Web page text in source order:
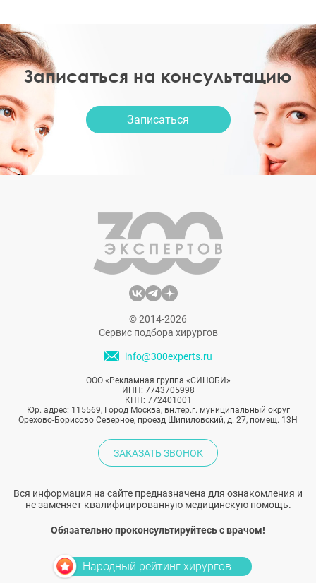
Записаться на консультацию
Записаться
© 2014-2026
Сервис подбора хирургов
info@300experts.ru
ООО «Рекламная группа «СИНОБИ»
ИНН: 7743705998
КПП: 772401001
Юр. адрес: 115569, Город Москва, вн.тер.г. муниципальный округ
Орехово-Борисово Северное, проезд Шипиловский, д. 27, помещ. 13Н
ЗАКАЗАТЬ ЗВОНОК
Вся информация на сайте предназначена для ознакомления и
не заменяет квалифицированную медицинскую помощь.
Обязательно проконсультируйтесь с врачом!
Народный рейтинг хирургов